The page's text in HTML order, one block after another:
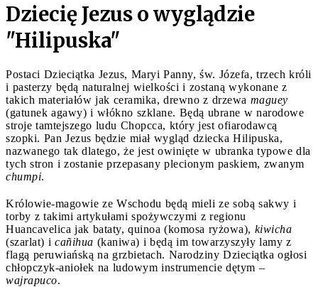
Dziecię Jezus o wyglądzie
"Hilipuska"
Postaci Dzieciątka Jezus, Maryi Panny, św. Józefa, trzech króli
i pasterzy będą naturalnej wielkości i zostaną wykonane z
takich materiałów jak ceramika, drewno z drzewa maguey
(gatunek agawy) i włókno szklane. Będą ubrane w narodowe
stroje tamtejszego ludu Chopcca, który jest ofiarodawcą
szopki. Pan Jezus będzie miał wygląd dziecka Hilipuska,
nazwanego tak dlatego, że jest owinięte w ubranka typowe dla
tych stron i zostanie przepasany plecionym paskiem, zwanym
chumpi.
Królowie-magowie ze Wschodu będą mieli ze sobą sakwy i
torby z takimi artykułami spożywczymi z regionu
Huancavelica jak bataty, quinoa (komosa ryżowa), kiwicha
(szarlat) i cañihua (kaniwa) i będą im towarzyszyły lamy z
flagą peruwiańską na grzbietach. Narodziny Dzieciątka ogłosi
chłopczyk-aniołek na ludowym instrumencie dętym –
wajrapuco.